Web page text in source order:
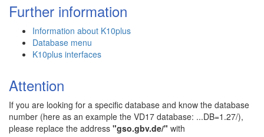
Further information
Information about K10plus
Database menu
K10plus interfaces
Attention
If you are looking for a specific database and know the database
number (here as an example the VD17 database: ...DB=1.27/),
please replace the address "gso.gbv.de/" with